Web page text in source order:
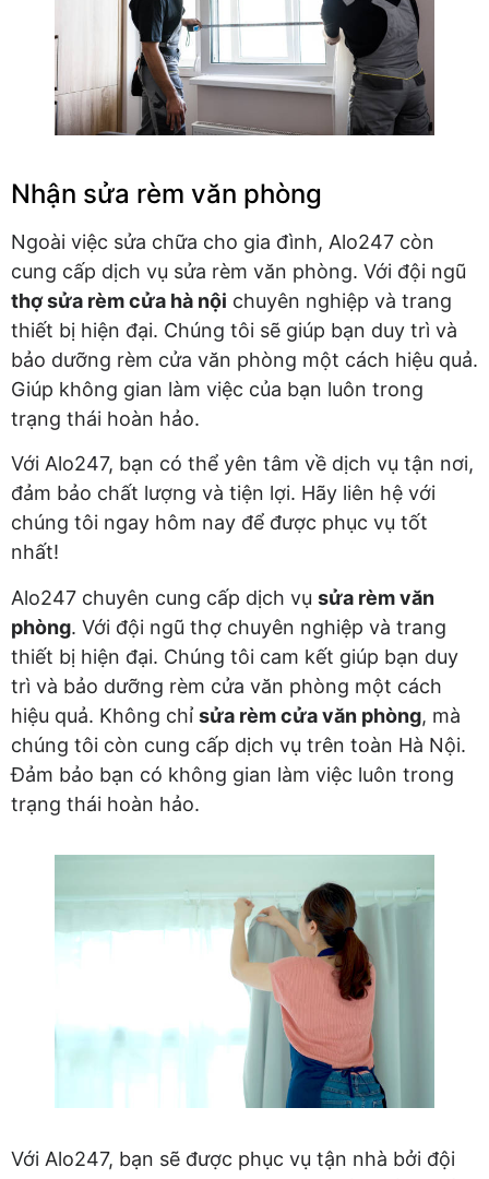
Nhận sửa rèm văn phòng
Ngoài việc sửa chữa cho gia đình, Alo247 còn
cung cấp dịch vụ sửa rèm văn phòng. Với đội ngũ
thợ sửa rèm cửa hà nội chuyên nghiệp và trang
thiết bị hiện đại. Chúng tôi sẽ giúp bạn duy trì và
bảo dưỡng rèm cửa văn phòng một cách hiệu quả.
Giúp không gian làm việc của bạn luôn trong
trạng thái hoàn hảo.
Với Alo247, bạn có thể yên tâm về dịch vụ tận nơi,
đảm bảo chất lượng và tiện lợi. Hãy liên hệ với
chúng tôi ngay hôm nay để được phục vụ tốt
nhất!
Alo247 chuyên cung cấp dịch vụ sửa rèm văn
phòng. Với đội ngũ thợ chuyên nghiệp và trang
thiết bị hiện đại. Chúng tôi cam kết giúp bạn duy
trì và bảo dưỡng rèm cửa văn phòng một cách
hiệu quả. Không chỉ sửa rèm cửa văn phòng, mà
chúng tôi còn cung cấp dịch vụ trên toàn Hà Nội.
Đảm bảo bạn có không gian làm việc luôn trong
trạng thái hoàn hảo.
Với Alo247, bạn sẽ được phục vụ tận nhà bởi đội